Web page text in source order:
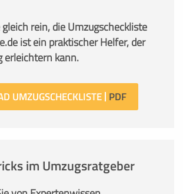
rein, die Umzugscheckliste
ist ein praktischer Helfer, der
erleichtern kann.
UMZUGSCHECKLISTE
im Umzugsratgeber